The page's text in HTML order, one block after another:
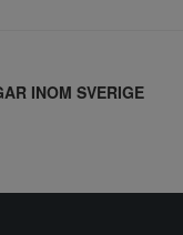
INOM SVERIGE